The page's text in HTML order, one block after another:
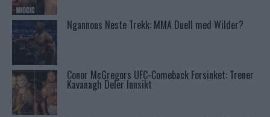
Ngannous Neste Trekk: MMA Duell med Wilder?
Conor McGregors UFC-Comeback Forsinket: Trener
Kavanagh Deler Innsikt